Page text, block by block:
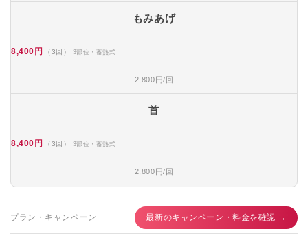
もみあげ
8,400円 （3回） 3部位・蓄熱式
2,800円/回
首
8,400円 （3回） 3部位・蓄熱式
2,800円/回
プラン・キャンペーン 最新のキャンペーン・料金を確認 →